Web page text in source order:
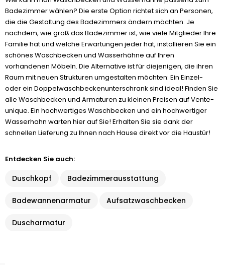
Badezimmer wählen? Die erste Option richtet sich an Personen,
die die Gestaltung des Badezimmers ändern möchten. Je
nachdem, wie groß das Badezimmer ist, wie viele Mitglieder Ihre
Familie hat und welche Erwartungen jeder hat, installieren Sie ein
schönes Waschbecken und Wasserhähne auf Ihren
vorhandenen Möbeln. Die Alternative ist für diejenigen, die ihren
Raum mit neuen Strukturen umgestalten möchten: Ein Einzel-
oder ein Doppelwaschbeckenunterschrank sind ideal! Finden Sie
alle Waschbecken und Armaturen zu kleinen Preisen auf Vente-
unique. Ein hochwertiges Waschbecken und ein hochwertiger
Wasserhahn warten hier auf Sie! Erhalten Sie sie dank der
schnellen Lieferung zu Ihnen nach Hause direkt vor die Haustür!
Entdecken Sie auch:
Duschkopf Badezimmerausstattung
Badewannenarmatur Aufsatzwaschbecken
Duscharmatur